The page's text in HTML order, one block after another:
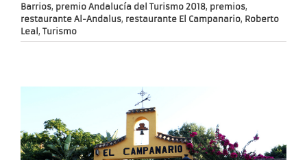
Barrios, premio Andalucía del Turismo 2018, premios,
restaurante Al-Andalus, restaurante El Campanario, Roberto
Leal , Turismo